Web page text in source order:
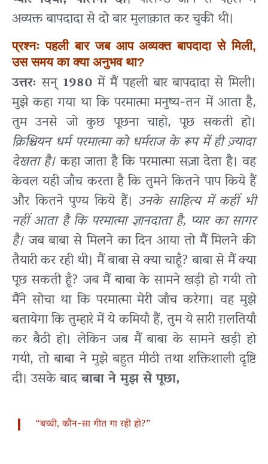
अव्यक्त बापदादा से दो बार मुलाक़ात कर चुकी थी।
प्रश्नः पहली बार जब आप अव्यक्त बापदादा से मिली,
उस समय का क्या अनुभव था?
उत्तरः सन्1980में मैं पहली बार बापदादा से मिली।
मुझे कहा गया था कि परमात्मा मनुष्य-तन में आता है,
तुम उनसे जो कुछ पूछना चाहो, पूछ सकती हो।
क्रिश्चियन धर्म परमात्मा को धर्मराज के रूप में ही ज़्यादा
देखता है।कहा जाता है कि परमात्मा सज़ा देता है। वह
केवल यही जाँच करता है कि तुमने कितने पाप किये हैं
और कितने पुण्य किये हैं। उनके साहित्य में कहीं भी
नहीं आता है कि परमात्मा ज्ञानदाता है, प्यार का सागर
है।जब बाबा से मिलने का दिन आया तो मैं मिलने की
तैयारी कर रही थी। मैं बाबा से क्या चाहूँ? बाबा से मैं क्या
पूछ सकती हूँ? जब मैं बाबा के सामने खड़ी हो गयी तो
मैंने सोचा था कि परमात्मा मेरी जाँच करेगा। वह मुझे
बतायेगा कि तुम्हारे में ये कमियाँ हैं, तुम ये सारी ग़लतियाँ
कर बैठी हो। लेकिन जब मैं बाबा के सामने खड़ी हो
गयी, तो बाबा ने मुझे बहुत मीठी तथा शक्तिशाली दृष्टि
दी। उसके बादबाबा ने मुझ से पूछा,
“बच्ची, कौन-सा गीत गा रही हो?”